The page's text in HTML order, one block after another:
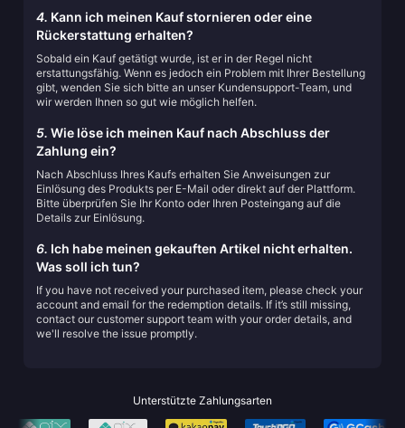
4. Kann ich meinen Kauf stornieren oder eine
Rückerstattung erhalten?
Sobald ein Kauf getätigt wurde, ist er in der Regel nicht
erstattungsfähig. Wenn es jedoch ein Problem mit Ihrer Bestellung
gibt, wenden Sie sich bitte an unser Kundensupport-Team, und
wir werden Ihnen so gut wie möglich helfen.
5. Wie löse ich meinen Kauf nach Abschluss der
Zahlung ein?
Nach Abschluss Ihres Kaufs erhalten Sie Anweisungen zur
Einlösung des Produkts per E-Mail oder direkt auf der Plattform.
Bitte überprüfen Sie Ihr Konto oder Ihren Posteingang auf die
Details zur Einlösung.
6. Ich habe meinen gekauften Artikel nicht erhalten.
Was soll ich tun?
If you have not received your purchased item, please check your
account and email for the redemption details. If it’s still missing,
contact our customer support team with your order details, and
we'll resolve the issue promptly.
Unterstützte Zahlungsarten